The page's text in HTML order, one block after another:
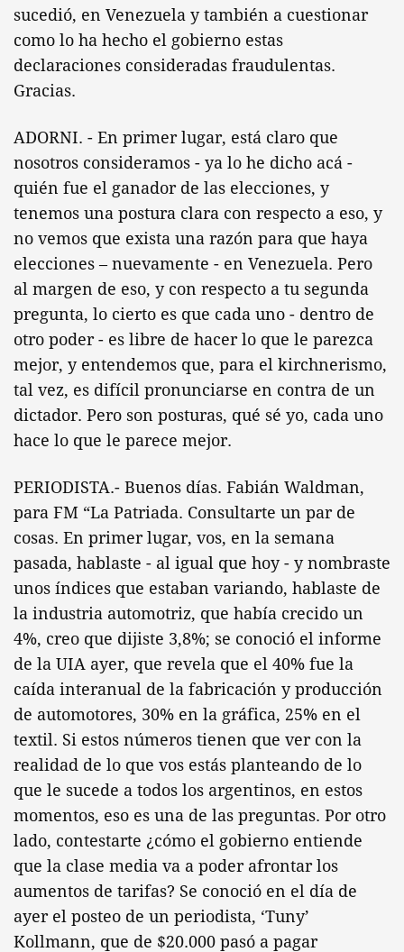
sucedió, en Venezuela y también a cuestionar
como lo ha hecho el gobierno estas
declaraciones consideradas fraudulentas.
Gracias.
ADORNI. - En primer lugar, está claro que
nosotros consideramos - ya lo he dicho acá -
quién fue el ganador de las elecciones, y
tenemos una postura clara con respecto a eso, y
no vemos que exista una razón para que haya
elecciones – nuevamente - en Venezuela. Pero
al margen de eso, y con respecto a tu segunda
pregunta, lo cierto es que cada uno - dentro de
otro poder - es libre de hacer lo que le parezca
mejor, y entendemos que, para el kirchnerismo,
tal vez, es difícil pronunciarse en contra de un
dictador. Pero son posturas, qué sé yo, cada uno
hace lo que le parece mejor.
PERIODISTA.- Buenos días. Fabián Waldman,
para FM “La Patriada. Consultarte un par de
cosas. En primer lugar, vos, en la semana
pasada, hablaste - al igual que hoy - y nombraste
unos índices que estaban variando, hablaste de
la industria automotriz, que había crecido un
4%, creo que dijiste 3,8%; se conoció el informe
de la UIA ayer, que revela que el 40% fue la
caída interanual de la fabricación y producción
de automotores, 30% en la gráfica, 25% en el
textil. Si estos números tienen que ver con la
realidad de lo que vos estás planteando de lo
que le sucede a todos los argentinos, en estos
momentos, eso es una de las preguntas. Por otro
lado, contestarte ¿cómo el gobierno entiende
que la clase media va a poder afrontar los
aumentos de tarifas? Se conoció en el día de
ayer el posteo de un periodista, ‘Tuny’
Kollmann, que de $20.000 pasó a pagar